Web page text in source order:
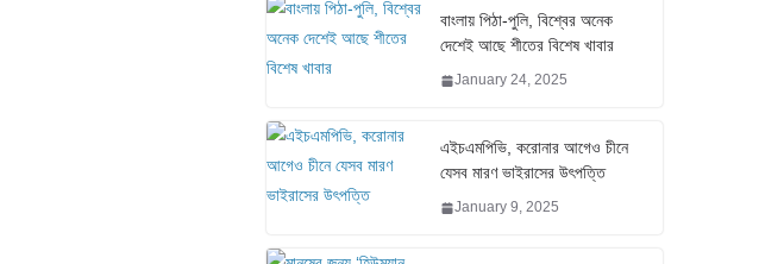
বাংলায় পিঠা-পুলি, বিশ্বের অনেক
দেশেই আছে শীতের বিশেষ খাবার
January 24, 2025
এইচএমপিভি, করোনার আগেও চীনে
যেসব মারণ ভাইরাসের উৎপত্তি
January 9, 2025